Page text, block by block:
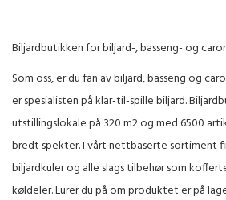
Biljardbutikken for biljard-, basseng- og
Som oss, er du fan av biljard, basseng og
er spesialisten på klar-til-spille biljard.
utstillingslokale på 320 m2 og med 6500
bredt spekter. I vårt nettbaserte sortiment
biljardkuler og alle slags tilbehør som
køldeler. Lurer du på om produktet er på